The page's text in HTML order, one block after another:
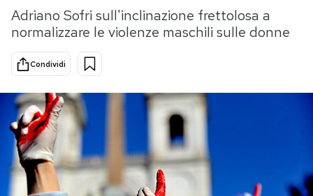
Tecnologia
Internet
Scienza
Cultura
Economia
Sport
Storie/Idee
Ok Boomer!
Altrecose
Mondiali calcio 2026
PODCAST
Adriano Sofri sull'inclinazione frettolosa a
normalizzare le violenze maschili sulle donne
Condividi